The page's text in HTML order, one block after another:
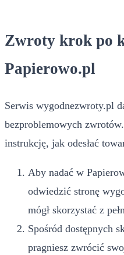
Zwroty krok po
Papierowo.pl
Serwis wygodnezwroty.pl
bezproblemowych
instrukcję, jak odesłać
Aby nadać w
odwiedzić stronę
mógł skorzystać z
Spośród dostępnych
pragniesz zwrócić